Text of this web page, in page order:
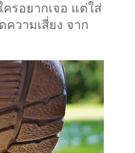
รอยากเจอ แต่ใส่
ความเสี่ยง จาก